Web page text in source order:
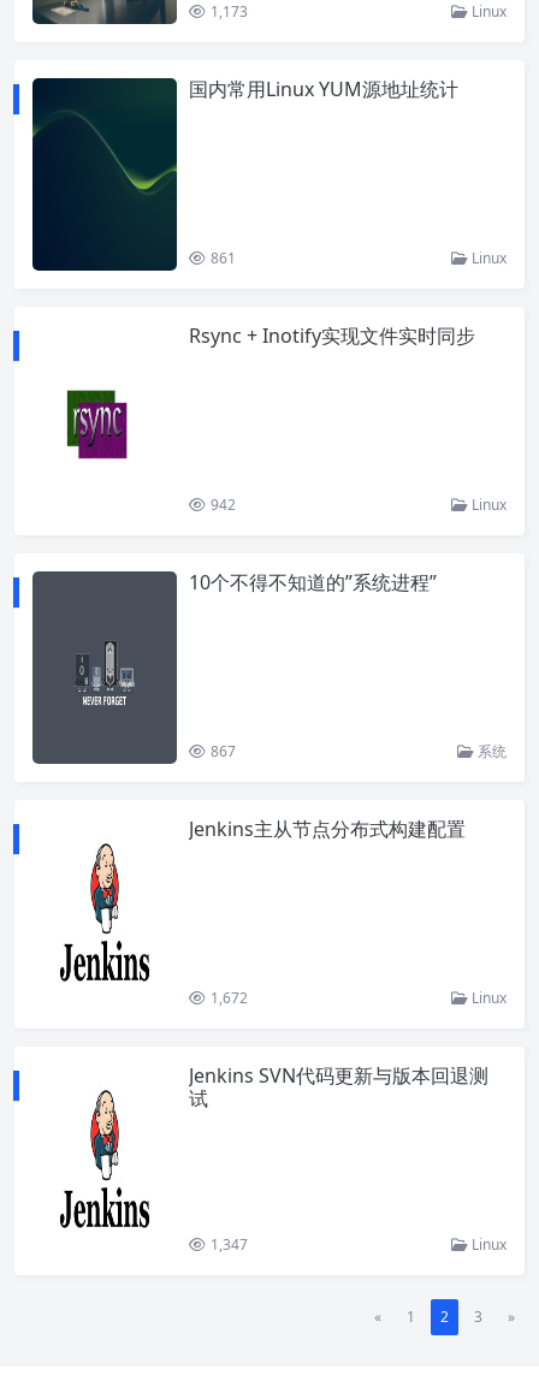
1,173 Linux
国内常用Linux YUM源地址统计
861 Linux
Rsync + Inotify实现文件实时同步
942 Linux
10个不得不知道的”系统进程”
867 系统
Jenkins主从节点分布式构建配置
1,672 Linux
Jenkins SVN代码更新与版本回退测
试
1,347 Linux
« 1 2 3 »